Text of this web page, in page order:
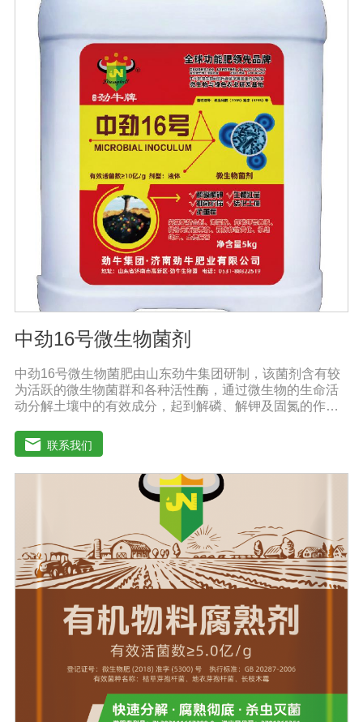
真菌的生长，提高植物对枯萎病、黄萎病、根腐病等土传
病害的抗病力；2.分泌促进生长的代谢产物，促进根系生
长；3.产生分解不溶性磷酸盐、硅酸盐和含钾矿物的代谢
产物，促进植物对磷、钾、硅等营养元素的利用；【适用
范围】适宜添加本品的有机肥原料包括：畜禽粪便、城市
有机废弃物、糠壳、饼粕、作物秸杆、产品加工废弃料
（蔗糖泥、果渣、茶渣、蘑菇渣、酒糟）【注意事项】 1.
本品内含大量有益活菌，不可与杀菌剂混合使用，用过农
药 的喷雾器一定要认真清洗后在喷菌剂。 2.本品如与化肥
混用，要现混现用。【贮 存】于阴凉干燥处保存，避免
阳光直射和雨淋【保 质 期】24个月
中劲16号微生物菌剂
中劲16号微生物菌肥由山东劲牛集团研制，该菌剂含有较
为活跃的微生物菌群和各种活性酶，通过微生物的生命活
动分解土壤中的有效成分，起到解磷、解钾及固氮的作
物激素、酸性物质以及维生素，能不同程度地刺激调节植
物生长；并且能产生铁载体、抗生素、系统防卫酶等多种
物质，可以抑制细菌或真菌性病害或诱导系统抗性间接达
到促进植物生长的作用。●传导性强，生根护根，平衡土壤
微生物环境，形成有益菌屏障，提高作物的抗病性，苗齐
旱、药害、盐害等逆境的抗逆能力。●营养丰富，促进植物
生长发育，叶片更加柔软浓绿、毛细根增多，预防早衰，
增产提质。【适用范围】玉米、小麦、果树、土豆、红
薯、辣椒、番茄、黄瓜丶韮菜、甘蓝等瓜果、蔬菜。【注
用，用过农药 的喷雾器一定要认真清洗后在喷菌剂。2.本
品如与化肥混用，要现混现用。【贮 存】于阴凉干燥处保
存，避免阳光直射和雨淋【保 质 期】24个月【性 状】粉
剂【活 菌 数】≥10亿/克
联系我们